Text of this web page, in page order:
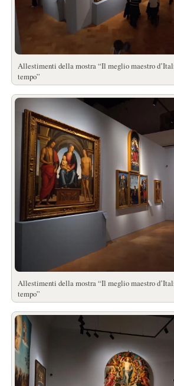
Allestimenti della mostra “Il meglio maestro
tempo”
Allestimenti della mostra “Il meglio maestro
tempo”